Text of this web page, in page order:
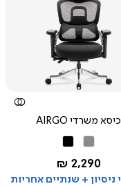
צפייה
מהירה
כיסא משרדי AIRGO
החל מ-
2,290 ₪